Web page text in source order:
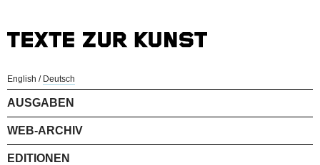
English / Deutsch
AUSGABEN
WEB-ARCHIV
EDITIONEN